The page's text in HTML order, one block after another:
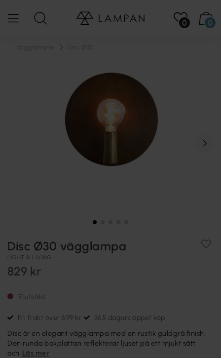
0 0
Disc Ø30 vägglampa
LIGHT & LIVING
829 kr
Slutsåld
Fri frakt över 699 kr 365 dagars öppet köp
Disc är en elegant vägglampa med en rustik guldgrå finish.
Den runda bakplattan reflekterar ljuset på ett mjukt sätt
och Läs mer